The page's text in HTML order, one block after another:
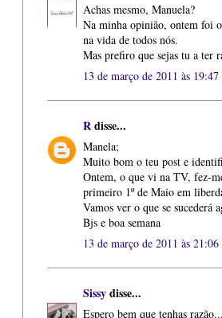
Achas mesmo, Manuela?
Na minha opinião, ontem foi
na vida de todos nós.
Mas prefiro que sejas tu a ter
13 de março de 2011 às 19:47
Rdisse...
Manela;
Muito bom o teu post e
Ontem, o que vi na TV, fez-
primeiro 1º de Maio em
Vamos ver o que se sucederá
Bjs e boa semana
13 de março de 2011 às 21:06
Sissydisse...
Espero bem que tenhas razão...